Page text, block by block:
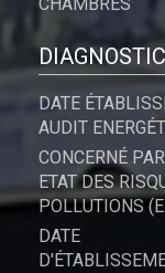
CHAMBRES
DATE
AUDIT
CONCERNÉ
ETAT DES
POLLUTIONS
DATE